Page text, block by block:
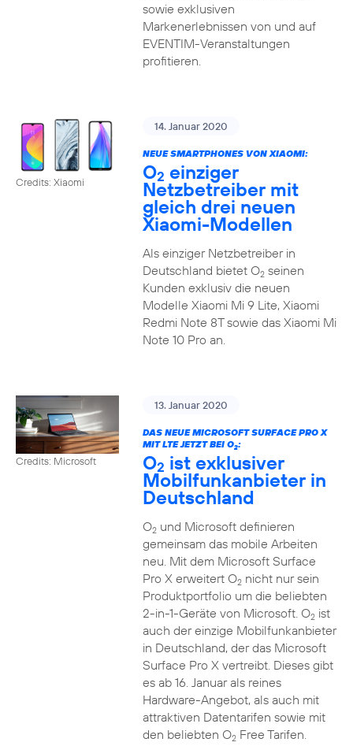
sowie exklusiven
Markenerlebnissen von und auf
EVENTIM-Veranstaltungen
profitieren.
Credits: Xiaomi
14. Januar 2020
NEUE SMARTPHONES VON XIAOMI:
O2 einziger
Netzbetreiber mit
gleich drei neuen
Xiaomi-Modellen
Als einziger Netzbetreiber in
Deutschland bietet O2seinen
Kunden exklusiv die neuen
Modelle Xiaomi Mi 9 Lite, Xiaomi
Redmi Note 8T sowie das Xiaomi Mi
Note 10 Pro an.
Credits: Microsoft
13. Januar 2020
DAS NEUE MICROSOFT SURFACE PRO X
MIT LTE JETZT BEI O2:
O2 ist exklusiver
Mobilfunkanbieter in
Deutschland
O2und Microsoft definieren
gemeinsam das mobile Arbeiten
neu. Mit dem Microsoft Surface
Pro X erweitert O2nicht nur sein
Produktportfolio um die beliebten
2-in-1-Geräte von Microsoft. O2ist
auch der einzige Mobilfunkanbieter
in Deutschland, der das Microsoft
Surface Pro X vertreibt. Dieses gibt
es ab 16. Januar als reines
Hardware-Angebot, als auch mit
attraktiven Datentarifen sowie mit
den beliebten O2Free Tarifen.